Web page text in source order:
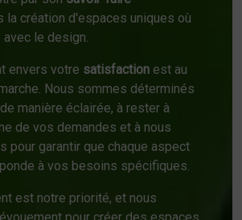
la création d'espaces uniques où
avec le design.
envers votre satisfaction est au
Nous sommes déterminés
manière éclairée, à rester à
de vos demandes et à nous
pour garantir que chaque aspect
à vos besoins spécifiques.
est notre priorité, et nous